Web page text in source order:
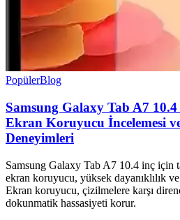
PopülerBlog
Samsung Galaxy Tab A7
Ekran Koruyucu İncelemesi
Deneyimleri
Samsung Galaxy Tab A7 10.4 inç için
ekran koruyucu, yüksek dayanıklılık
Ekran koruyucu, çizilmelere karşı
dokunmatik hassasiyeti korur.